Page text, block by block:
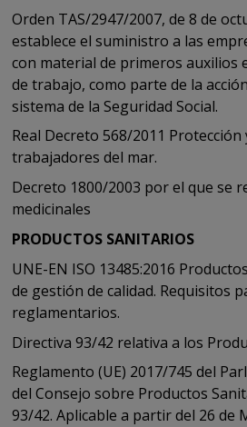
Orden TAS/2947/2007, de 8 de
establece el suministro a las
con material de primeros auxilios
de trabajo, como parte de la
sistema de la Seguridad Social.
Real Decreto 568/2011 Protección
trabajadores del mar.
Decreto 1800/2003 por el que se
medicinales
PRODUCTOS SANITARIOS
UNE-EN ISO 13485:2016
de gestión de calidad. Requisitos
reglamentarios.
Directiva 93/42 relativa a los
Reglamento (UE) 2017/745 del
del Consejo sobre Productos
93/42. Aplicable a partir del 26 de